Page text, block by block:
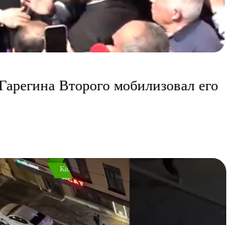
Второго мобилизовал его